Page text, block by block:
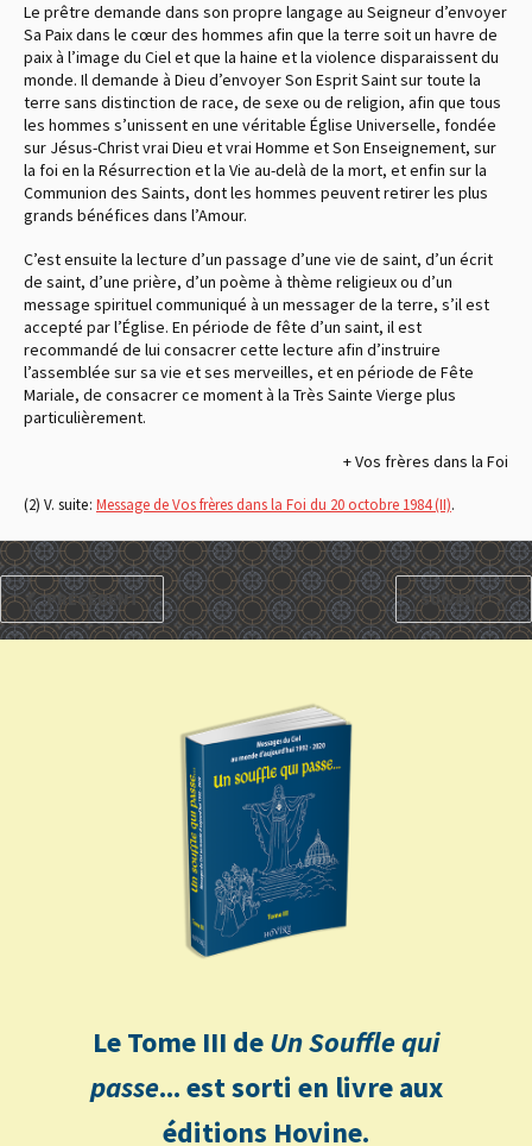
Le prêtre demande dans son propre langage au Seigneur d’envoyer
Sa Paix dans le cœur des hommes afin que la terre soit un havre de
paix à l’image du Ciel et que la haine et la violence disparaissent du
monde. Il demande à Dieu d’envoyer Son Esprit Saint sur toute la
terre sans distinction de race, de sexe ou de religion, afin que tous
les hommes s’unissent en une véritable Église Universelle, fondée
sur Jésus-Christ vrai Dieu et vrai Homme et Son Enseignement, sur
la foi en la Résurrection et la Vie au-delà de la mort, et enfin sur la
Communion des Saints, dont les hommes peuvent retirer les plus
grands bénéfices dans l’Amour.
C’est ensuite la lecture d’un passage d’une vie de saint, d’un écrit
de saint, d’une prière, d’un poème à thème religieux ou d’un
message spirituel communiqué à un messager de la terre, s’il est
accepté par l’Église. En période de fête d’un saint, il est
recommandé de lui consacrer cette lecture afin d’instruire
l’assemblée sur sa vie et ses merveilles, et en période de Fête
Mariale, de consacrer ce moment à la Très Sainte Vierge plus
particulièrement.
+ Vos frères dans la Foi
(2) V. suite : Message de Vos frères dans la Foi du 20 octobre 1984 (II).
PRÉCÉDENT SUIVANT
Le Tome III deUn Souffle qui
passe... est sorti en livre aux
éditions Hovine.